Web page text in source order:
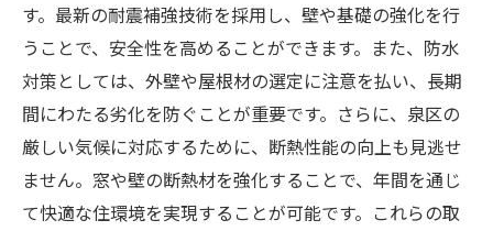
す。最新の耐震補強技術を採用し、壁や基礎の強化を行
うことで、安全性を高めることができます。また、防水
対策としては、外壁や屋根材の選定に注意を払い、長期
間にわたる劣化を防ぐことが重要です。さらに、泉区の
厳しい気候に対応するために、断熱性能の向上も見逃せ
ません。窓や壁の断熱材を強化することで、年間を通じ
て快適な住環境を実現することが可能です。これらの取